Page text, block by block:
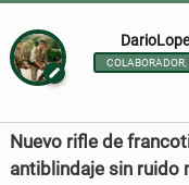
COLABORADOR,
Nuevo rifle de
antiblindaje sin ruido